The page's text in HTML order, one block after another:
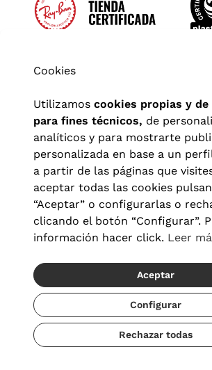
Aviso legal| Política de privacidad
Política de cookies|Configuración de
© 2026 Visionlab
Cookies
Utilizamos cookies propias y de
para fines técnicos, de
analíticos y para mostrarte
personalizada en base a un
a partir de las páginas que
aceptar todas las cookies
“Aceptar” o configurarlas o
clicando el botón “Configurar”.
información hacer click. Leer
Aceptar
Configurar
Rechazar todas